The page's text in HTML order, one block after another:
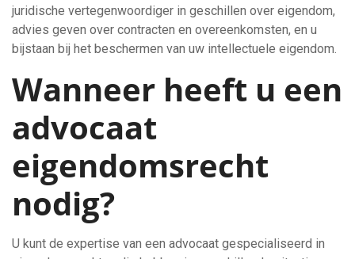
juridische vertegenwoordiger in geschillen over eigendom,
advies geven over contracten en overeenkomsten, en u
bijstaan bij het beschermen van uw intellectuele eigendom.
Wanneer heeft u een
advocaat
eigendomsrecht
nodig?
U kunt de expertise van een advocaat gespecialiseerd in